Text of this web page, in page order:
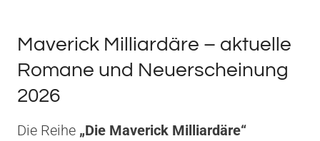
Maverick Milliardäre – aktuelle
Romane und Neuerscheinung
2026
Die Reihe „Die Maverick Milliardäre“